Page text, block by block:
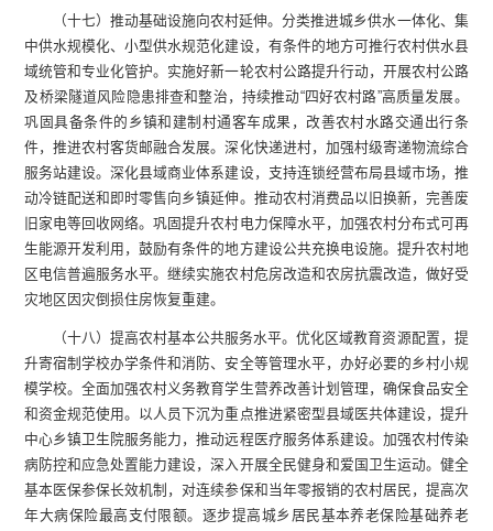
（十七）推动基础设施向农村延伸。分类推进城乡供水一体化、集
中供水规模化、小型供水规范化建设，有条件的地方可推行农村供水县
域统管和专业化管护。实施好新一轮农村公路提升行动，开展农村公路
及桥梁隧道风险隐患排查和整治，持续推动“四好农村路”高质量发展。
巩固具备条件的乡镇和建制村通客车成果，改善农村水路交通出行条
件，推进农村客货邮融合发展。深化快递进村，加强村级寄递物流综合
服务站建设。深化县域商业体系建设，支持连锁经营布局县域市场，推
动冷链配送和即时零售向乡镇延伸。推动农村消费品以旧换新，完善废
旧家电等回收网络。巩固提升农村电力保障水平，加强农村分布式可再
生能源开发利用，鼓励有条件的地方建设公共充换电设施。提升农村地
区电信普遍服务水平。继续实施农村危房改造和农房抗震改造，做好受
灾地区因灾倒损住房恢复重建。
（十八）提高农村基本公共服务水平。优化区域教育资源配置，提
升寄宿制学校办学条件和消防、安全等管理水平，办好必要的乡村小规
模学校。全面加强农村义务教育学生营养改善计划管理，确保食品安全
和资金规范使用。以人员下沉为重点推进紧密型县域医共体建设，提升
中心乡镇卫生院服务能力，推动远程医疗服务体系建设。加强农村传染
病防控和应急处置能力建设，深入开展全民健身和爱国卫生运动。健全
基本医保参保长效机制，对连续参保和当年零报销的农村居民，提高次
年大病保险最高支付限额。逐步提高城乡居民基本养老保险基础养老